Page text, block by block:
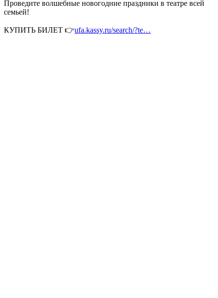
Проведите волшебные новогодние праздники в театре всей
семьей!
КУПИТЬ БИЛЕТ 👉ufa.kassy.ru/search/?te…